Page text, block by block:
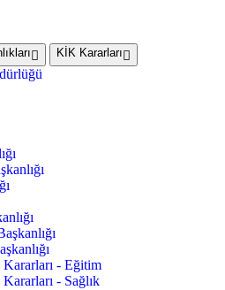
KİK Kararları
- Eğitim
- Sağlık